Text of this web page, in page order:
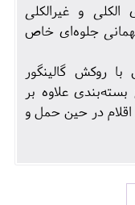
و غیرالکلی
جلوه‌ای خاص
روکش گالینگور
علاوه بر
در حین حمل و